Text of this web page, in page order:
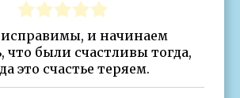
и начинаем
что были счастливы тогда,
это счастье теряем.